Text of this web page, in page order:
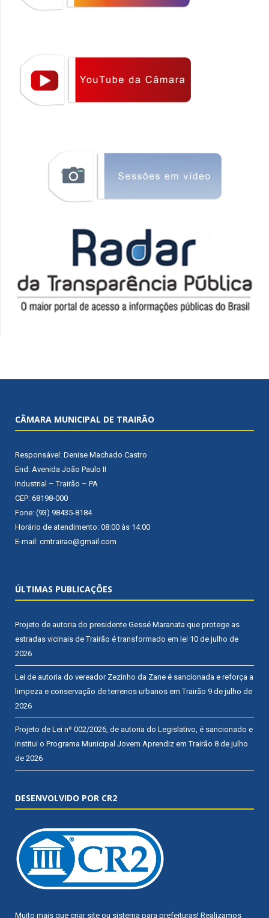
CÂMARA MUNICIPAL DE TRAIRÃO
Responsável: Denise Machado Castro
End: Avenida João Paulo II
Industrial – Trairão – PA
CEP: 68198-000
Fone: (93) 98435-8184
Horário de atendimento: 08:00 às 14:00
E-mail: cmtrairao@gmail.com
ÚLTIMAS PUBLICAÇÕES
Projeto de autoria do presidente Gessé Maranata que protege as
estradas vicinais de Trairão é transformado em lei 10 de julho de
2026
Lei de autoria do vereador Zezinho da Zane é sancionada e reforça a
limpeza e conservação de terrenos urbanos em Trairão 9 de julho de
2026
Projeto de Lei nº 002/2026, de autoria do Legislativo, é sancionado e
institui o Programa Municipal Jovem Aprendiz em Trairão 8 de julho
de 2026
DESENVOLVIDO POR CR2
Muito mais que criar site ou sistema para prefeituras! Realizamos